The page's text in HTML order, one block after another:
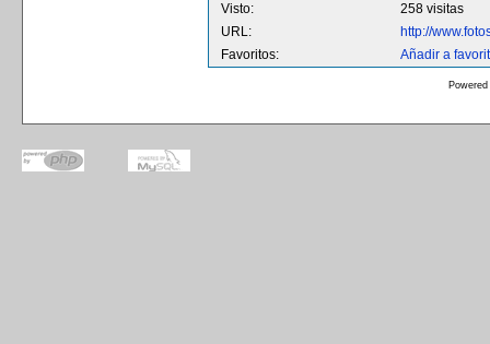
Visto:
258 visitas
URL:
http://
Favoritos:
Añadir a